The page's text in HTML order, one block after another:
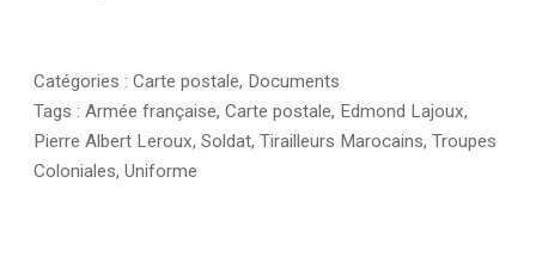
Catégories : Carte postale, Documents
Tags : Armée française, Carte postale, Edmond Lajoux,
Pierre Albert Leroux, Soldat, Tirailleurs Marocains, Troupes
Coloniales, Uniforme